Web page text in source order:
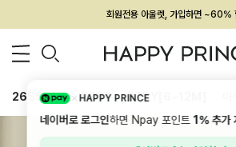
회원전용 아울렛, 가입하면 ~60%
멤버십 최대 28,000원 혜택
26SS 신상 BEST BABY[6~12M]
HAPPY PRINCE
네이버로 로그인하면 Npay 포인트1%추가